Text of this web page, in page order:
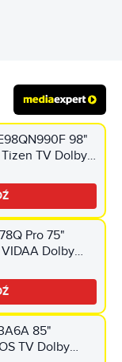
98"
TV Dolby
Pro 75"
VIDAA Dolby
85"
TV Dolby